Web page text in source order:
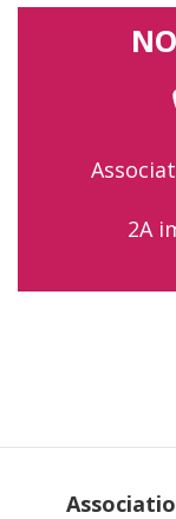
2A